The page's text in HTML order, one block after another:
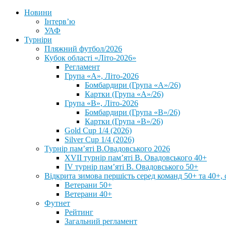
Новини
Інтерв’ю
УАФ
Турніри
Пляжний футбол/2026
Кубок області «Літо-2026»
Регламент
Група «А», Літо-2026
Бомбардири (Група «А»/26)
Картки (Група «А»/26)
Група «В», Літо-2026
Бомбардири (Група «В»/26)
Картки (Група «В»/26)
Gold Cup 1/4 (2026)
Silver Cup 1/4 (2026)
Турнір пам’яті В.Овадовського 2026
XVII турнір пам’яті В. Овадовського 40+
IV турнір пам’яті В. Овадовського 50+
Відкрита зимова першість серед команд 50+ та 40+,
Ветерани 50+
Ветерани 40+
Футнет
Рейтинг
Загальний регламент